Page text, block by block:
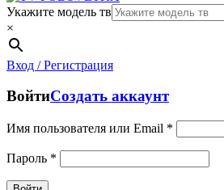
Укажите модель тв
×
Вход / Регистрация
ВойтиСоздать аккаунт
Имя пользователя или Email *
Пароль *